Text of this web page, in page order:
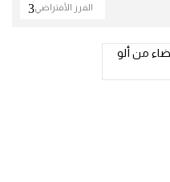
الفرز الأفتراضي